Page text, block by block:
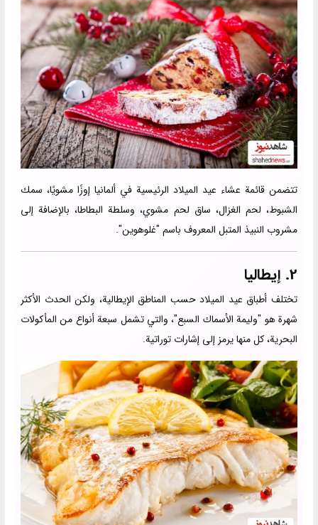
تتضمن قائمة عشاء عيد الميلاد الرئيسية في ألمانيا إوزًا مشويًا، سمك
الشبوط، لحم الغزال، ساق لحم مشوي، وسلطة البطاطا، بالإضافة إلى
مشروب النبيذ المتبل المعروف باسم "غلوهوين".
2. إيطاليا
تختلف أطباق عيد الميلاد حسب المناطق الإيطالية، ولكن الحدث الأكثر
شهرة هو "وليمة الأسماك السبع"، والتي تشمل سبعة أنواع من المأكولات
البحرية، كل منها يرمز إلى إشارات توراتية.